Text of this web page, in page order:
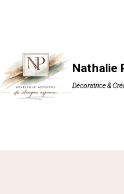
contenu
Nathalie
Décoratrice &